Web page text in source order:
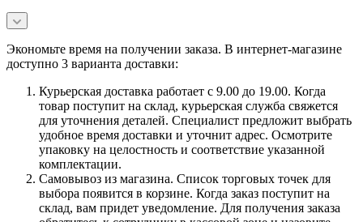
Экономьте время на получении заказа. В интернет-магазине
доступно 3 варианта доставки:
Курьерская доставка работает с 9.00 до 19.00. Когда
товар поступит на склад, курьерская служба свяжется
для уточнения деталей. Специалист предложит выбрать
удобное время доставки и уточнит адрес. Осмотрите
упаковку на целостность и соответствие указанной
комплектации.
Самовывоз из магазина. Список торговых точек для
выбора появится в корзине. Когда заказ поступит на
склад, вам придет уведомление. Для получения заказа